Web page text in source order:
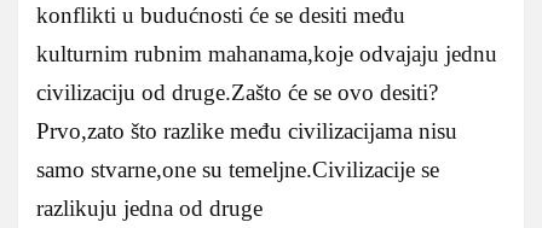
konflikti u budućnosti će se desiti među
kulturnim rubnim mahanama,koje odvajaju jednu
civilizaciju od druge.Zašto će se ovo desiti?
Prvo,zato što razlike među civilizacijama nisu
samo stvarne,one su temeljne.Civilizacije se
razlikuju jedna od druge